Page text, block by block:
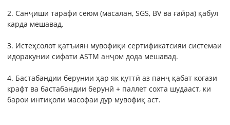
2. Санҷиши тарафи сеюм (масалан, SGS, BV ва ғайра) қабул
карда мешавад.
3. Истеҳсолот қатъиян мувофиқи сертификатсияи системаи
идоракунии сифати ASTM анҷом дода мешавад.
4. Бастабандии берунии ҳар як қуттӣ аз панҷ қабат коғази
крафт ва бастабандии берунӣ + паллет сохта шудааст, ки
барои интиқоли масофаи дур мувофиқ аст.